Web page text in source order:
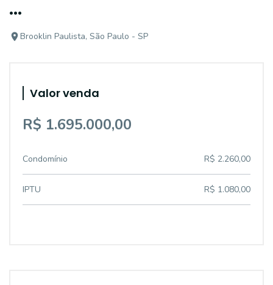
...
Brooklin Paulista, São Paulo - SP
Valor venda
R$ 1.695.000,00
Condomínio R$ 2.260,00
IPTU R$ 1.080,00